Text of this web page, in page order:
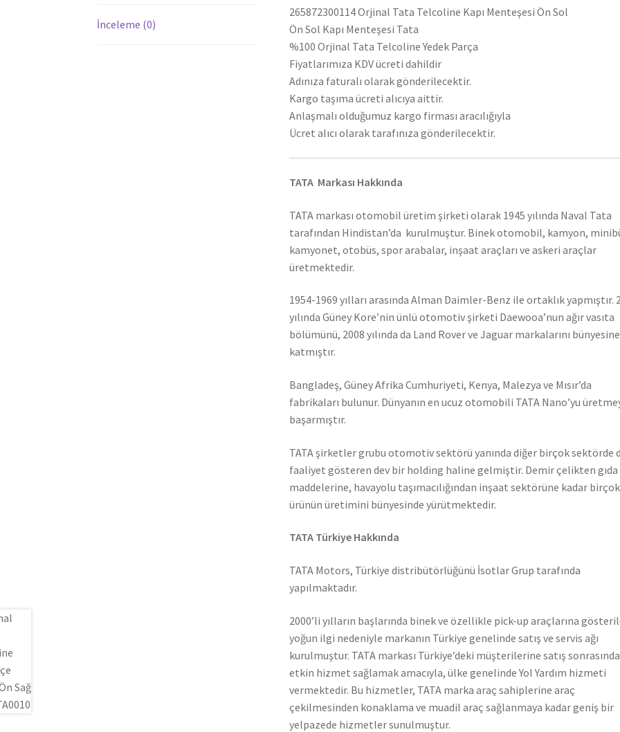
İnceleme (0)
265872300114 Orjinal Tata Telcoline Kapı Menteşesi Ön Sol
Ön Sol Kapı Menteşesi Tata
%100 Orjinal Tata Telcoline Yedek Parça
Fiyatlarımıza KDV ücreti dahildir
Adınıza faturalı olarak gönderilecektir.
Kargo taşıma ücreti alıcıya aittir.
Anlaşmalı olduğumuz kargo firması aracılığıyla
Ücret alıcı olarak tarafınıza gönderilecektir.
TATA Markası Hakkında
TATA markası otomobil üretim şirketi olarak 1945 yılında Naval Tata
tarafından Hindistan’da kurulmuştur. Binek otomobil, kamyon,
kamyonet, otobüs, spor arabalar, inşaat araçları ve askeri araçlar
üretmektedir.
1954-1969 yılları arasında Alman Daimler-Benz ile ortaklık yapmıştır.
yılında Güney Kore’nin ünlü otomotiv şirketi Daewooa’nun ağır vasıta
bölümünü, 2008 yılında da Land Rover ve Jaguar markalarını bünyesine
katmıştır.
Bangladeş, Güney Afrika Cumhuriyeti, Kenya, Malezya ve Mısır’da
fabrikaları bulunur. Dünyanın en ucuz otomobili TATA Nano’yu
başarmıştır.
TATA şirketler grubu otomotiv sektörü yanında diğer birçok sektörde
faaliyet gösteren dev bir holding haline gelmiştir. Demir çelikten gıda
maddelerine, havayolu taşımacılığından inşaat sektörüne kadar birçok
ürünün üretimini bünyesinde yürütmektedir.
TATA Türkiye Hakkında
TATA Motors, Türkiye distribütörlüğünü İsotlar Grup tarafında
yapılmaktadır.
2000’li yılların başlarında binek ve özellikle pick-up araçlarına
yoğun ilgi nedeniyle markanın Türkiye genelinde satış ve servis ağı
kurulmuştur. TATA markası Türkiye’deki müşterilerine satış
etkin hizmet sağlamak amacıyla, ülke genelinde Yol Yardım hizmeti
vermektedir. Bu hizmetler, TATA marka araç sahiplerine araç
çekilmesinden konaklama ve muadil araç sağlanmaya kadar geniş bir
yelpazede hizmetler sunulmuştur.